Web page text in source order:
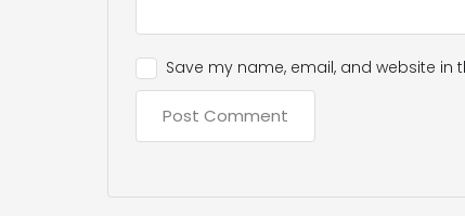
Save my name, email, and website in